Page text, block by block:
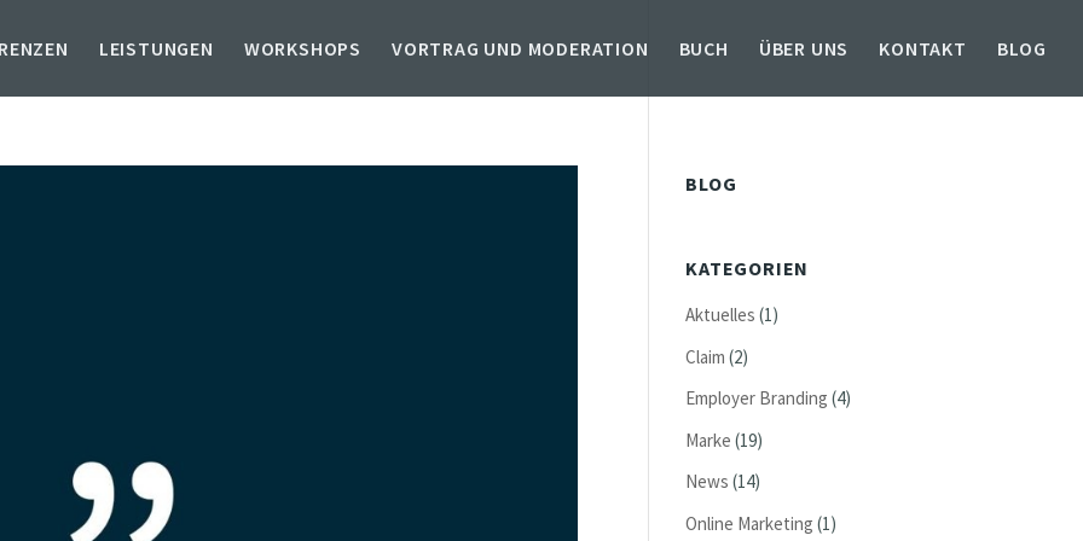
LEISTUNGEN WORKSHOPS VORTRAG UND MODERATION BUCH ÜBER UNS KONTAKT BLOG
BLOG
KATEGORIEN
Aktuelles (1)
Claim (2)
Employer Branding (4)
Marke (19)
News (14)
Online Marketing (1)